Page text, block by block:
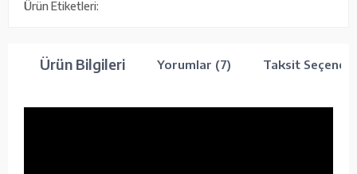
Ürün Etiketleri:
Ürün Bilgileri Yorumlar (7) Taksit